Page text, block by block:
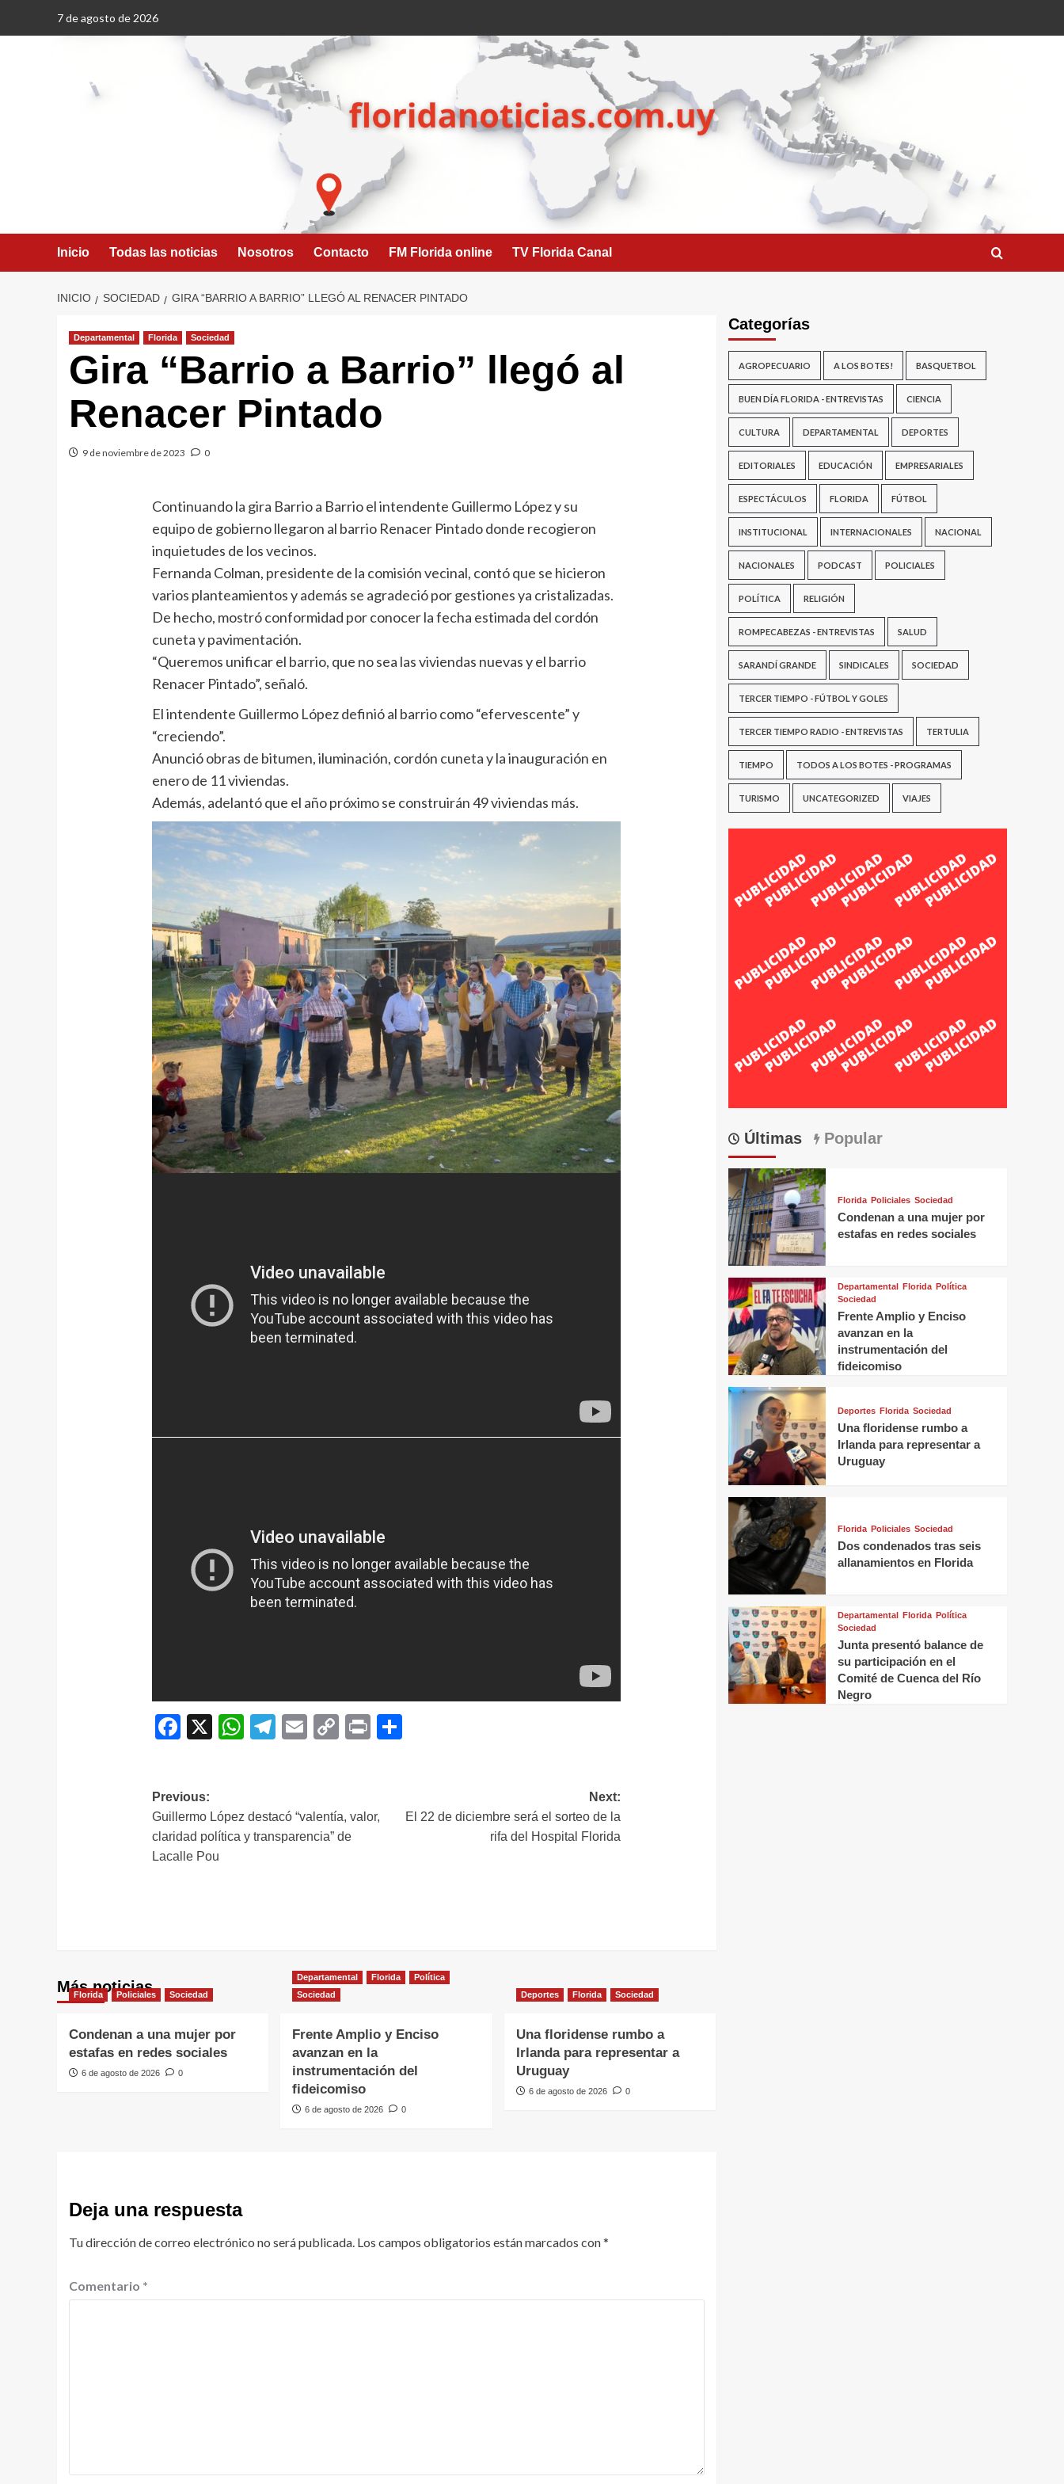
7 de agosto de 2026
Inicio Todas las noticias Nosotros Contacto FM Florida online TV Florida Canal
INICIO SOCIEDAD GIRA “BARRIO A BARRIO” LLEGÓ AL RENACER PINTADO
Departamental Florida Sociedad
Gira “Barrio a Barrio” llegó al
Renacer Pintado
9 de noviembre de 2023 0
Continuando la gira Barrio a Barrio el intendente Guillermo López y su
equipo de gobierno llegaron al barrio Renacer Pintado donde recogieron
inquietudes de los vecinos.
Fernanda Colman, presidente de la comisión vecinal, contó que se hicieron
varios planteamientos y además se agradeció por gestiones ya cristalizadas.
De hecho, mostró conformidad por conocer la fecha estimada del cordón
cuneta y pavimentación.
“Queremos unificar el barrio, que no sea las viviendas nuevas y el barrio
Renacer Pintado”, señaló.
El intendente Guillermo López definió al barrio como “efervescente” y
“creciendo”.
Anunció obras de bitumen, iluminación, cordón cuneta y la inauguración en
enero de 11 viviendas.
Además, adelantó que el año próximo se construirán 49 viviendas más.
Facebook
X WhatsApp
Telegram
EmailCopyPrint
Navegación
de
entradas
Previous:
Guillermo López destacó “valentía, valor,
claridad política y transparencia” de
Lacalle Pou
Next:
El 22 de diciembre será el sorteo de la
rifa del Hospital Florida
Más noticias
Florida Policiales Sociedad
Condenan a una mujer por
estafas en redes sociales
6 de agosto de 2026 0
Departamental Florida
Política
Sociedad
Frente Amplio y Enciso
avanzan en la
instrumentación del
fideicomiso
6 de agosto de 2026 0
Deportes Florida Sociedad
Una floridense rumbo a
Irlanda para representar a
Uruguay
6 de agosto de 2026 0
Deja una respuesta
Tu dirección de correo electrónico no será publicada. Los campos obligatorios están marcados con*
Comentario *
Categorías
AGROPECUARIO A LOS BOTES! BASQUETBOL
BUEN DÍA FLORIDA - ENTREVISTAS CIENCIA
CULTURA DEPARTAMENTAL DEPORTES
EDITORIALES EDUCACIÓN EMPRESARIALES
ESPECTÁCULOS FLORIDA FÚTBOL
INSTITUCIONAL INTERNACIONALES NACIONAL
NACIONALES PODCAST POLICIALES
POLÍTICA RELIGIÓN
ROMPECABEZAS - ENTREVISTAS SALUD
SARANDÍ GRANDE SINDICALES SOCIEDAD
TERCER TIEMPO - FÚTBOL Y GOLES
TERCER TIEMPO RADIO - ENTREVISTAS TERTULIA
TIEMPO TODOS A LOS BOTES - PROGRAMAS
TURISMO UNCATEGORIZED VIAJES
Últimas Popular
Florida Policiales Sociedad
Condenan a una mujer por
estafas en redes sociales
Departamental Florida Política
Sociedad
Frente Amplio y Enciso
avanzan en la
instrumentación del
fideicomiso
Deportes Florida Sociedad
Una floridense rumbo a
Irlanda para representar a
Uruguay
Florida Policiales Sociedad
Dos condenados tras seis
allanamientos en Florida
Departamental Florida Política
Sociedad
Junta presentó balance de
su participación en el
Comité de Cuenca del Río
Negro